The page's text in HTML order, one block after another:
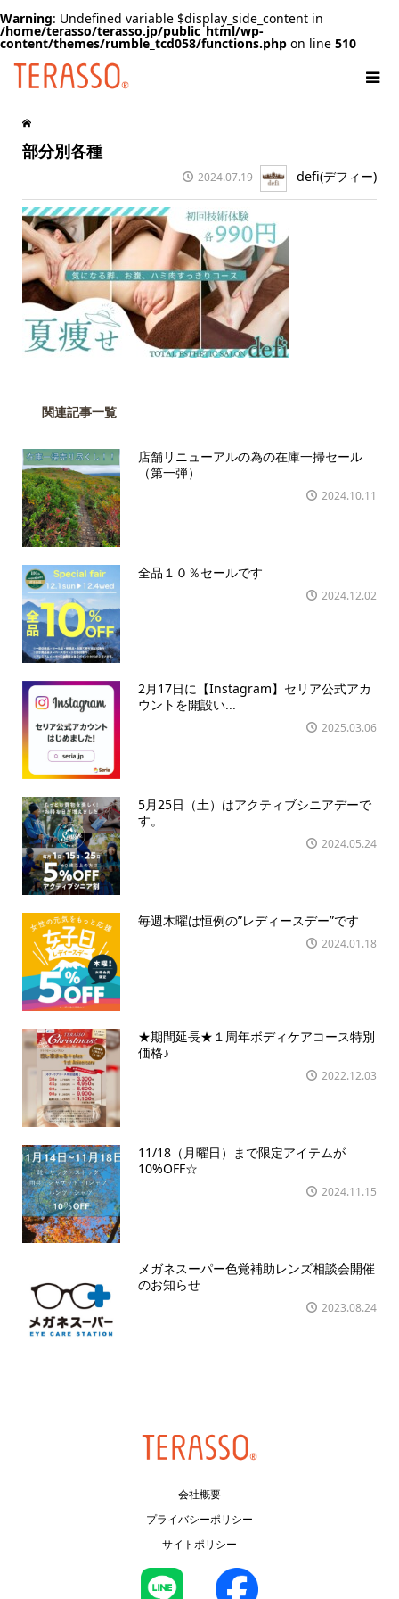
Warning: Undefined variable $display_side_content in
/home/terasso/terasso.jp/public_html/wp-
content/themes/rumble_tcd058/functions.php on line 510
部分別各種
2024.07.19 defi(デフィー)
関連記事一覧
店舗リニューアルの為の在庫一掃セール
（第一弾）
2024.10.11
全品１０％セールです
2024.12.02
2月17日に【Instagram】セリア公式アカ
ウントを開設い...
2025.03.06
5月25日（土）はアクティブシニアデーで
す。
2024.05.24
毎週木曜は恒例の”レディースデー”です
2024.01.18
★期間延長★１周年ボディケアコース特別
価格♪
2022.12.03
11/18（月曜日）まで限定アイテムが
10%OFF☆
2024.11.15
メガネスーパー色覚補助レンズ相談会開催
のお知らせ
2023.08.24
会社概要
プライバシーポリシー
サイトポリシー